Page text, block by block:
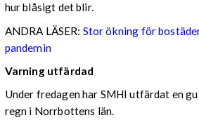
hur blåsigt det blir.
ANDRA LÄSER: Stor ökning för
pandemin
Varning utfärdad
Under fredagen har SMHI utfärdat en
regn i Norrbottens län.